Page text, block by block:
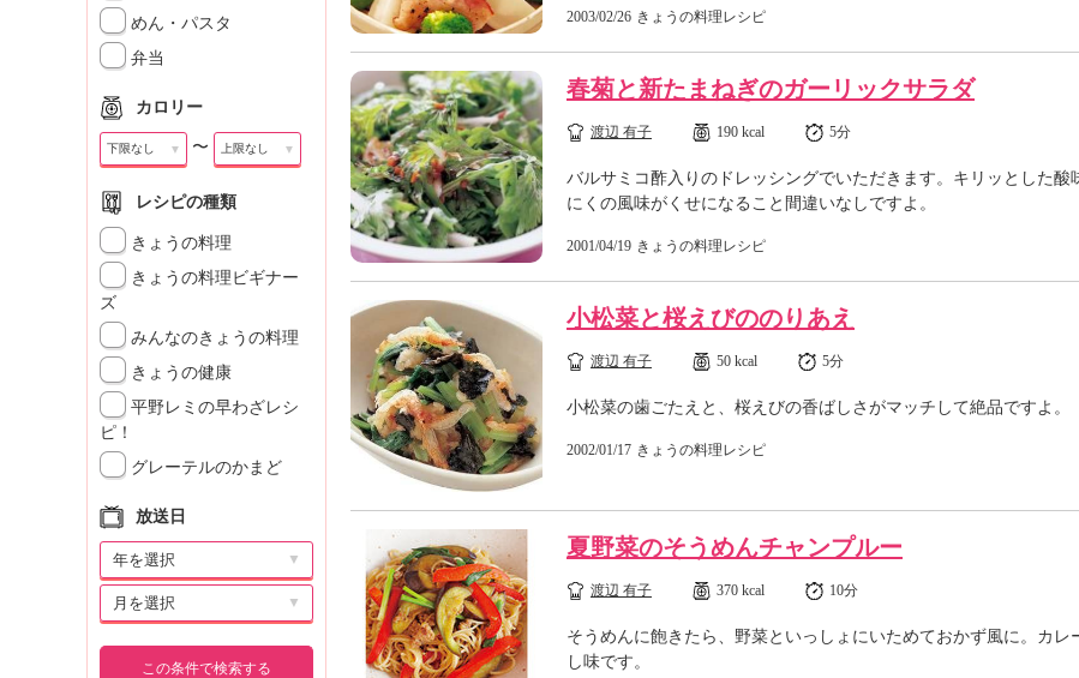
理
」
めん・パスタ
弁当
カロリー
▼ 〜 ▼
レシピの種類
きょうの料理
きょうの料理ビギナー
ズ
みんなのきょうの料理
きょうの健康
平野レミの早わざレシ
ピ！
グレーテルのかまど
放送日
▼
▼
この条件で検索する
2003/02/26 きょうの料理レシピ
春菊と新たまねぎのガーリックサラダ
渡辺 有子 190 kcal 5分
バルサミコ酢入りのドレッシングでいただきます。キリッとした酸
にくの風味がくせになること間違いなしですよ。
2001/04/19 きょうの料理レシピ
小松菜と桜えびののりあえ
渡辺 有子 50 kcal 5分
小松菜の歯ごたえと、桜えびの香ばしさがマッチして絶品ですよ。
2002/01/17 きょうの料理レシピ
夏野菜のそうめんチャンプルー
渡辺 有子 370 kcal 10分
そうめんに飽きたら、野菜といっしょにいためておかず風に。カレ
し味です。